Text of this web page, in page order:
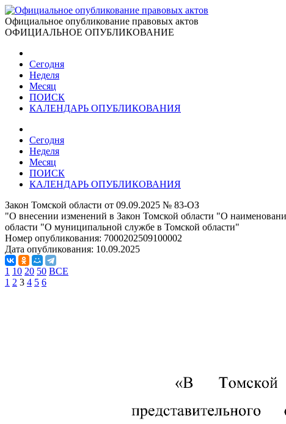
Официальное опубликование правовых актов
ОФИЦИАЛЬНОЕ ОПУБЛИКОВАНИЕ
Сегодня
Неделя
Месяц
ПОИСК
КАЛЕНДАРЬ ОПУБЛИКОВАНИЯ
Сегодня
Неделя
Месяц
ПОИСК
КАЛЕНДАРЬ ОПУБЛИКОВАНИЯ
Закон Томской области от 09.09.2025 № 83-ОЗ
"О внесении изменений в Закон Томской области "О
области "О муниципальной службе в Томской области"
Номер опубликования: 7000202509100002
Дата опубликования: 10.09.2025
1 10 20 50 ВСЕ
1 2 3 4 5 6